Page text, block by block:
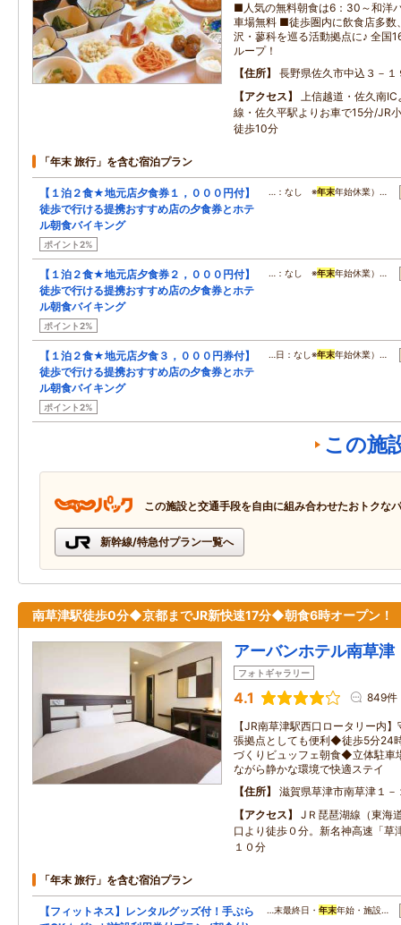
■人気の無料朝食は6：30～和洋
車場無料 ■徒歩圏内に飲食店多数
沢・蓼科を巡る活動拠点に♪ 全国
ループ！
住所
長野県佐久市中込３－１
アクセス
上信越道・佐久南
線・佐久平駅よりお車で15分/JR
徒歩10分
「年末 旅行」を含む宿泊プラン
【１泊２食★地元店夕食券１，０００円付】
徒歩で行ける提携おすすめ店の夕食券とホテ
ル朝食バイキング
ポイント2%
…：なし ※年末年始休業）…
【１泊２食★地元店夕食券２，０００円付】
徒歩で行ける提携おすすめ店の夕食券とホテ
ル朝食バイキング
ポイント2%
…：なし ※年末年始休業）…
【１泊２食★地元店夕食３，０００円券付】
徒歩で行ける提携おすすめ店の夕食券とホテ
ル朝食バイキング
ポイント2%
…日：なし※年末年始休業）…
この施
この施設と交通手段を自由に組み合わせたおトクな
新幹線/特急付プラン一覧へ
南草津駅徒歩0分◆京都までJR新快速17分◆朝食6時オープン！
アーバンホテル南草津
フォトギャラリー
4.1 849件
【JR南草津駅西口ロータリー内
張拠点としても便利◆徒歩5分24
づくりビュッフェ朝食◆立体駐
ながら静かな環境で快適ステイ
住所
滋賀県草津市南草津１－
アクセス
JＲ琵琶湖線（東海
口より徒歩０分。新名神高速「草
１０分
「年末 旅行」を含む宿泊プラン
【フィットネス】レンタルグッズ付！手ぶら
…末最終日・ 年末年始・施設…